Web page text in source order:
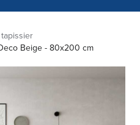
Beige - 80x200 cm